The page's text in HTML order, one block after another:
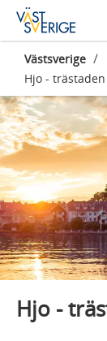
Västsverige /
Hjo -
Hjo -